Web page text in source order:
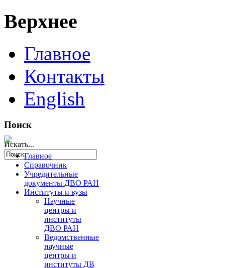
Верхнее
Главное
Контакты
English
Поиск
Искать...
Главное
Справочник
Учредительные
документы ДВО РАН
Институты и вузы
Научные
центры и
институты
ДВО РАН
Ведомственные
научные
центры и
институты ДВ